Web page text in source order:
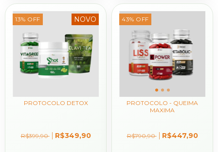
13% OFF NOVO
PROTOCOLO DETOX
R$399,90 R$349,90
43% OFF
PROTOCOLO - QUEIMA
MAXIMA
R$790,90 R$447,90